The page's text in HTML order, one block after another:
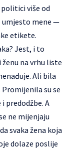
više od
umjesto mene —
etikete.
Jest, i to
na vrhu liste
Ali bila
su se
predodžbe. A
ne mijenjaju
svaka žena koja
dolaze poslije